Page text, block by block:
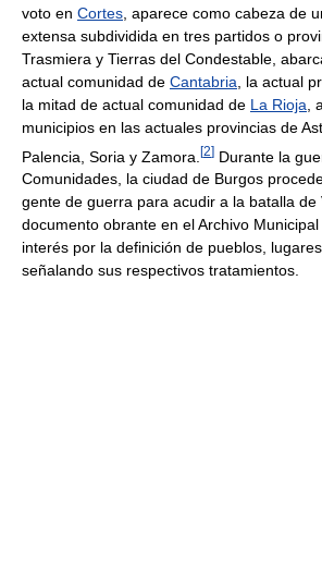
voto en Cortes , aparece como cabeza de
extensa subdividida en tres partidos o
Trasmiera y Tierras del Condestable,
actual comunidad de Cantabria , la actual
la mitad de actual comunidad de La Rioja
municipios en las actuales provincias de
Palencia, Soria y Zamora. [2] Durante la
Comunidades, la ciudad de Burgos
gente de guerra para acudir a la batalla de
documento obrante en el Archivo
interés por la definición de pueblos,
señalando sus respectivos tratamientos.